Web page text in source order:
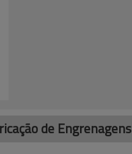
de Engrenagens